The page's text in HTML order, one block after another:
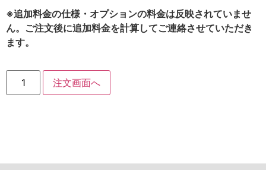
※追加料金の仕様・オプションの料金は反映されていませ
ん。ご注文後に追加料金を計算してご連絡させていただき
ます。
注文画面へ